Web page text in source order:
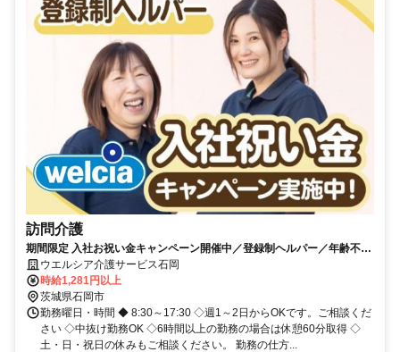
訪問介護
期間限定 入社お祝い金キャンペーン開催中／登録制ヘルパー／年齢不問
／週1～2日からOK！
ウエルシア介護サービス石岡
時給1,281円以上
茨城県石岡市
勤務曜日・時間 ◆ 8:30～17:30 ◇週1～2日からOKです。ご相談くだ
さい ◇中抜け勤務OK ◇6時間以上の勤務の場合は休憩60分取得 ◇
土・日・祝日の休みもご相談ください。 勤務の仕方...